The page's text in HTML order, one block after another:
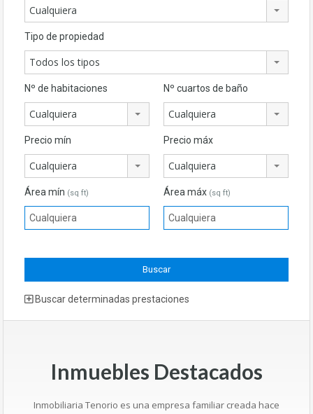
Cualquiera
Tipo de propiedad
Todos los tipos
Nº de habitaciones
Cualquiera
Nº cuartos de baño
Cualquiera
Precio mín
Cualquiera
Precio máx
Cualquiera
Área mín (sq ft) Área máx (sq ft)
Buscar determinadas prestaciones
Inmuebles Destacados
Inmobiliaria Tenorio es una empresa familiar creada hace